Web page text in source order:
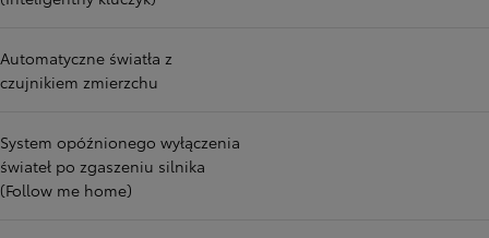
Automatyczne światła z
czujnikiem zmierzchu
System opóźnionego wyłączenia
świateł po zgaszeniu silnika
(Follow me home)